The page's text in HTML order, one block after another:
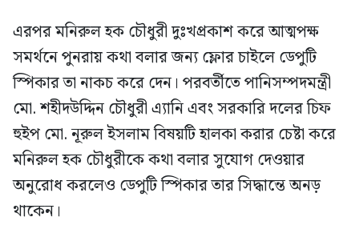
এরপর মনিরুল হক চৌধুরী দুঃখপ্রকাশ করে আত্মপক্ষ
সমর্থনে পুনরায় কথা বলার জন্য ফ্লোর চাইলে ডেপুটি
স্পিকার তা নাকচ করে দেন। পরবর্তীতে পানিসম্পদমন্ত্রী
মো. শহীদউদ্দিন চৌধুরী এ্যানি এবং সরকারি দলের চিফ
হুইপ মো. নূরুল ইসলাম বিষয়টি হালকা করার চেষ্টা করে
মনিরুল হক চৌধুরীকে কথা বলার সুযোগ দেওয়ার
অনুরোধ করলেও ডেপুটি স্পিকার তার সিদ্ধান্তে অনড়
থাকেন।